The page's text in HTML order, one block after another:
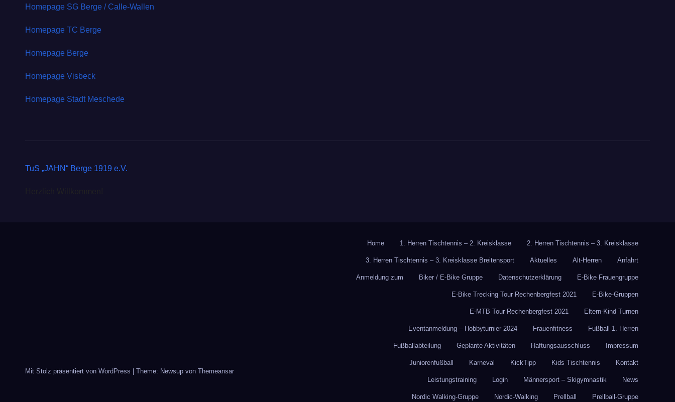
Homepage SG Berge / Calle-Wallen
Homepage TC Berge
Homepage Berge
Homepage Visbeck
Homepage Stadt Meschede
TuS „JAHN“ Berge 1919 e.V.
Mit Stolz präsentiert von WordPress Theme: Newsup von Themeansar
Home 1. Herren Tischtennis – 2. Kreisklasse 2. Herren Tischtennis – 3. Kreisklasse
3. Herren Tischtennis – 3. Kreisklasse Breitensport Aktuelles Alt-Herren Anfahrt
Anmeldung zum Biker / E-Bike Gruppe Datenschutzerklärung E-Bike Frauengruppe
E-Bike Trecking Tour Rechenbergfest 2021 E-Bike-Gruppen
E-MTB Tour Rechenbergfest 2021 Eltern-Kind Turnen
Eventanmeldung – Hobbyturnier 2024 Frauenfitness Fußball 1. Herren
Fußballabteilung Geplante Aktivitäten Haftungsausschluss Impressum
Juniorenfußball Karneval KickTipp Kids Tischtennis Kontakt
Leistungstraining Login Männersport – Skigymnastik News
Nordic Walking-Gruppe Nordic-Walking Prellball Prellball-Gruppe